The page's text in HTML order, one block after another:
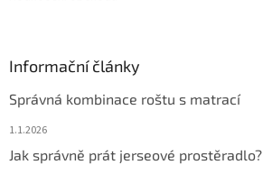
Informační články
Správná kombinace roštu s matrací
1.1.2026
Jak správně prát jerseové prostěradlo?